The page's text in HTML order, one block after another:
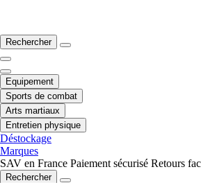
Rechercher
Equipement
Sports de combat
Arts martiaux
Entretien physique
Déstockage
Marques
SAV en France Paiement sécurisé Retours
Rechercher